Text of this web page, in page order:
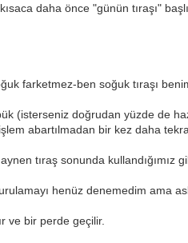
daha önce "günün tıraşı"
farketmez-ben soğuk tıraşı
(isterseniz doğrudan yüzde de
işlem abartılmadan bir kez daha
tıraş sonunda
henüz denemedim ama
ve bir perde geçilir.